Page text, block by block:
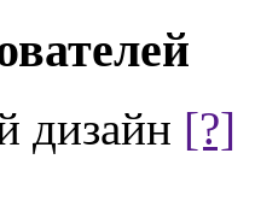
дизайн [?]